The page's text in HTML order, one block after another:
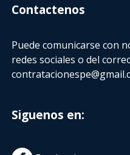
Contactenos
Puede comunicarse con
redes sociales o del
Siguenos en: